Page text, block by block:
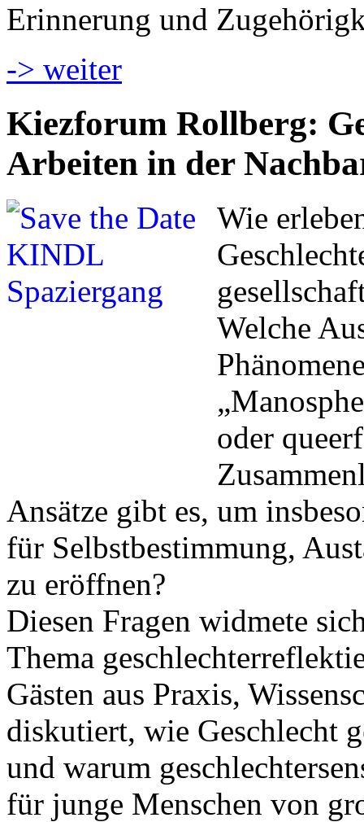
Erinnerung und
-> weiter
Kiezforum Rollberg:
Arbeiten in der
Wie
Welche
oder
Ansätze gibt es, um
für Selbstbestimmung,
zu eröffnen?
Diesen Fragen widmete
Thema
Gästen aus Praxis,
diskutiert, wie Geschlecht
und warum
für junge Menschen von